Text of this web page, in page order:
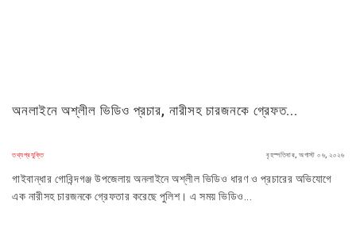
অনলাইনে অশ্লীল ভিডিও প্রচার, নারীসহ চারজনকে গ্রেফত...
তথ্যপ্রযুক্তি বৃহস্পতিবার, অগাস্ট ০৬, ২০২৬
গাইবান্ধার গোবিন্দগঞ্জ উপজেলায় অনলাইনে অশ্লীল ভিডিও ধারণ ও প্রচারের অভিযোগে
এক নারীসহ চারজনকে গ্রেফতার করেছে পুলিশ। এ সময় ভিডিও...